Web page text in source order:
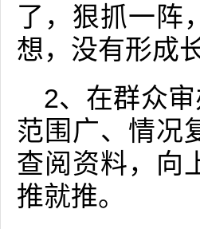
了，狠抓一阵
想，没有形成
2、在群众
范围广、情况
查阅资料，向
推就推。